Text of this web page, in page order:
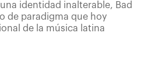
identidad inalterable, Bad
de paradigma que hoy
de la música latina